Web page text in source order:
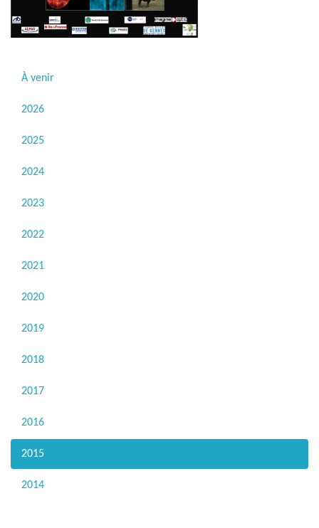
À venir
2026
2025
2024
2023
2022
2021
2020
2019
2018
2017
2016
2015
2014